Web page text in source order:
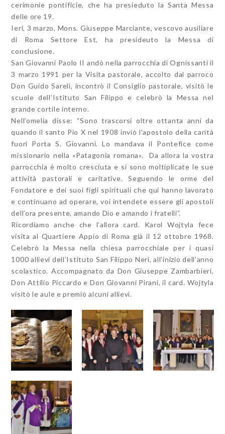
cerimonie pontificie, che ha presieduto la Santa Messa
delle ore 19.
Ieri, 3 marzo, Mons. Giuseppe Marciante, vescovo ausiliare
di Roma Settore Est, ha presideuto la Messa di
conclusione.
San Giovanni Paolo II andò nella parrocchia di Ognissanti il
3 marzo 1991 per la Visita pastorale, accolto dal parroco
Don Guido Sareli, incontrò il Consiglio pastorale, visitò le
scuole dell’Istituto San Filippo e celebrò la Messa nel
grande cortile interno.
Nell’omelia disse: “Sono trascorsi oltre ottanta anni da
quando il santo Pio X nel 1908 inviò l’apostolo della carità
fuori Porta S. Giovanni. Lo mandava il Pontefice come
missionario nella «Patagonia romana». Da allora la vostra
parrocchia è molto cresciuta e si sono moltiplicate le sue
attività pastorali e caritative. Seguendo le orme del
Fondatore e dei suoi figli spirituali che qui hanno lavorato
e continuano ad operare, voi intendete essere gli apostoli
dell’ora presente, amando Dio e amando i fratelli”.
Ricordiamo anche che l’allora card. Karol Wojtyla fece
visita al Quartiere Appio di Roma già il 12 ottobre 1968.
Celebrò la Messa nella chiesa parrocchiale per i quasi
1000 allievi dell’Istituto San Filippo Neri, all’inizio dell’anno
scolastico. Accompagnato da Don Giuseppe Zambarbieri,
Don Attilio Piccardo e Don Giovanni Pirani, il card. Wojtyla
visitò le aule e premiò alcuni allievi.